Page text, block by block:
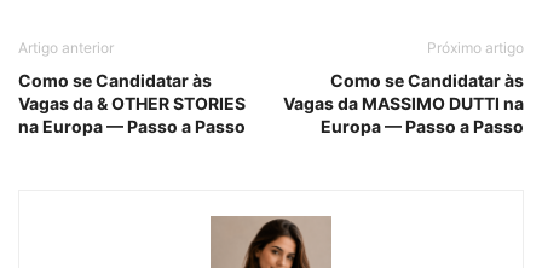
Artigo anterior
Como se Candidatar às
Vagas da & OTHER STORIES
na Europa — Passo a Passo
Próximo artigo
Como se Candidatar às
Vagas da MASSIMO DUTTI na
Europa — Passo a Passo